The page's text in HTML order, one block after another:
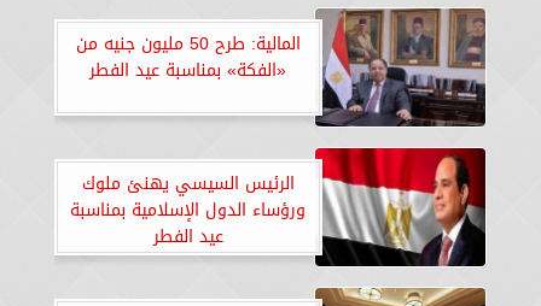
المالية: طرح 50 مليون جنيه من
«الفكة» بمناسبة عيد الفطر
الرئيس السيسي يهنئ ملوك
ورؤساء الدول الإسلامية بمناسبة
عيد الفطر